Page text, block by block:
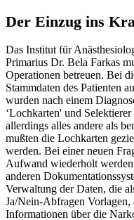
Der Einzug ins
Das Institut für
Primarius Dr. Bela Farkas
Operationen betreuen. Bei
Stammdaten des Patienten
wurden nach einem
‘Lochkarten' und
allerdings alles andere als
mußten die Lochkarten
werden. Bei einer neuen
Aufwand wiederholt
anderen
Verwaltung der Daten, die
Ja/Nein-Abfragen
Informationen über die